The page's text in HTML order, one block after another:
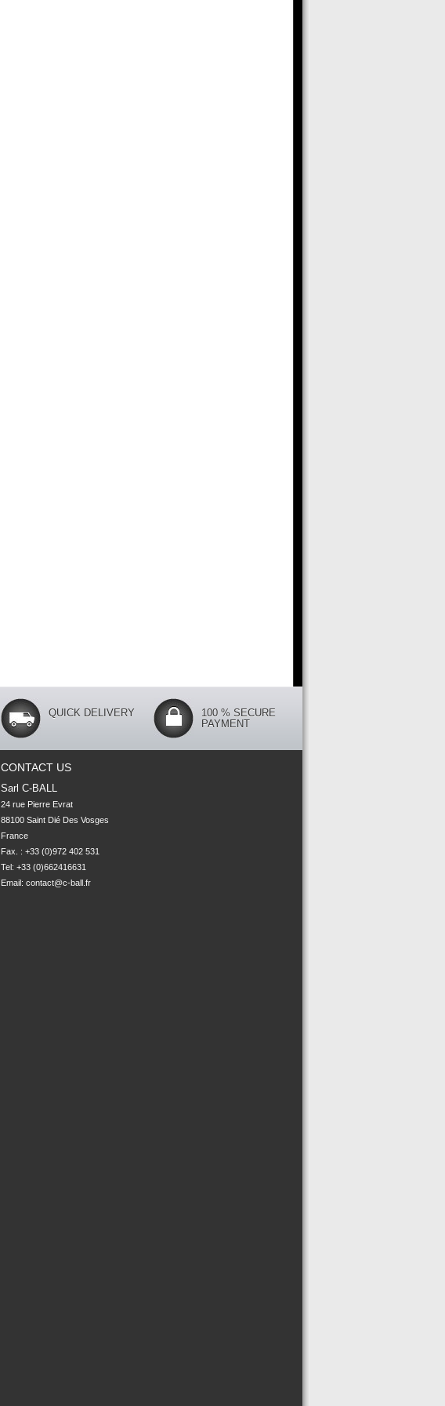
QUICK DELIVERY
100 % SECURE
PAYMENT
CONTACT US
Sarl C-BALL
24 rue Pierre Evrat
88100 Saint Dié Des Vosges
France
Fax. : +33 (0)972 402 531
Tel: +33 (0)662416631
Email: contact@c-ball.fr